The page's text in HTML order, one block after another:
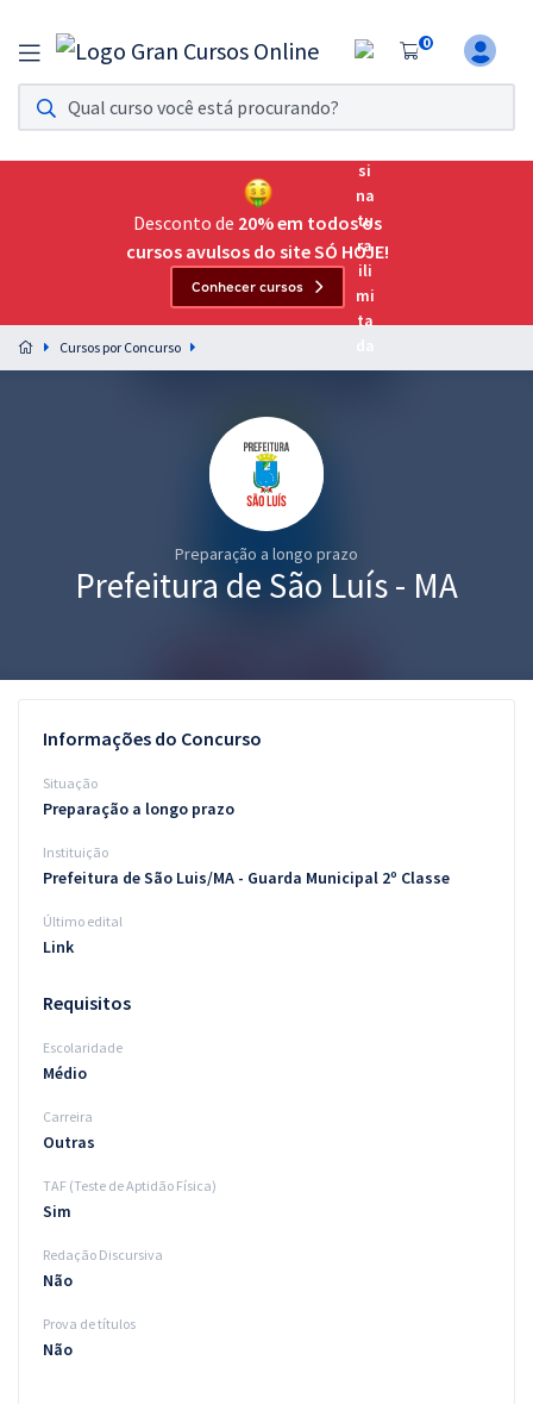
0
Assinatura Ilimitada 11
Acesso a todos os cursos. Teste grátis por 7 dias!
Assinatura OAB Até Passar
Acesso ilimitado a toda preparação para o Exame da
Preparação completa e intensiva para as principais
residências em saúde do Brasil
Graduação
Questões grátis
Blog
Aprovados
Desconto de 20% em todos os
cursos avulsos do site SÓ HOJE!
Conhecer cursos
Cursos por Concurso
Preparação a longo prazo
Prefeitura de São Luís - MA
Informações do Concurso
Situação
Preparação a longo prazo
Instituição
Prefeitura de São Luis/MA - Guarda Municipal 2º Classe
Último edital
Link
Requisitos
Escolaridade
Médio
Carreira
Outras
TAF (Teste de Aptidão Física)
Sim
Redação Discursiva
Não
Prova de títulos
Não